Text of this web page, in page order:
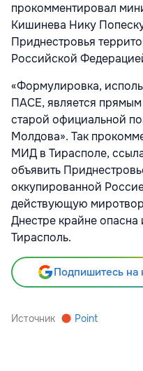
прокомментировал
Кишинева Нику
Приднестровья
Российской
«Формулировка,
ПАСЕ, является
старой официальной
Молдова». Так
МИД в Тирасполе,
объявить
оккупированной
действующую
Днестре крайне
Тирасполь.
Подпишитесь на
Источник Point